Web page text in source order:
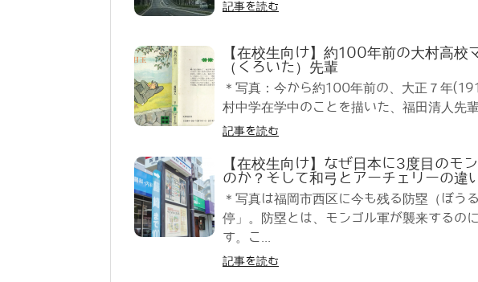
記事を読む
【在校生向け】約100年前の大村高校
（くろいた）先輩
＊写真：今から約100年前の、大正７年
村中学在学中のことを描いた、福田清人先
記事を読む
【在校生向け】なぜ日本に3度目のモ
のか？そして和弓とアーチェリーの違
＊写真は福岡市西区に今も残る防塁（ぼう
停」。防塁とは、モンゴル軍が襲来するの
す。こ...
記事を読む